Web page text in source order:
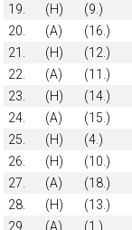
19.
(H) (9.)
20.
(A) (16.)
21.
(H) (12.)
22.
(A) (11.)
23.
(H) (14.)
24.
(A) (15.)
25.
(H) (4.)
26.
(H) (10.)
27.
(A) (18.)
28.
(H) (13.)
29.
(A) (1.)